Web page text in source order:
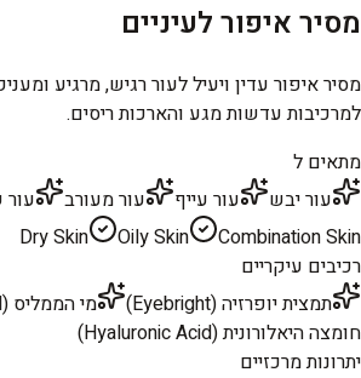
מסיר איפור לעיניים
מסיר איפור עדין ויעיל לעור רגיש, מרגיע
למרכיבות עדשות מגע והארכות ריסים.
מתאים ל
עור יבש
עור עייף עור מעורב
Dry Skin
Oily Skin
Combination Skin
רכיבים עיקריים
תמצית יופרזיה (Eyebright)
מי הממליס (Witch Hazel)
חומצה היאלורונית (Hyaluronic Acid)
יתרונות מרכזיים